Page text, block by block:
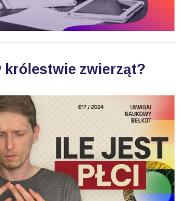
królestwie zwierząt?